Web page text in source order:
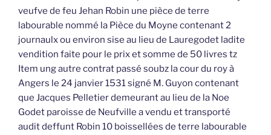
veufve de feu Jehan Robin une pièce de terre
labourable nommé la Pièce du Moyne contenant 2
journaulx ou environ sise au lieu de Lauregodet ladite
vendition faite pour le prix et somme de 50 livres tz
Item ung autre contrat passé soubz la cour du roy à
Angers le 24 janvier 1531 signé M. Guyon contenant
que Jacques Pelletier demeurant au lieu de la Noe
Godet paroisse de Neufville a vendu et transporté
audit deffunt Robin 10 boissellées de terre labourable